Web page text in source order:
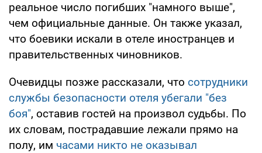
реальное число погибших "намного выше",
чем официальные данные. Он также указал,
что боевики искали в отеле иностранцев и
правительственных чиновников.
Очевидцы позже рассказали, что сотрудники
службы безопасности отеля убегали "без
боя", оставив гостей на произвол судьбы. По
их словам, пострадавшие лежали прямо на
полу, им часами никто не оказывал